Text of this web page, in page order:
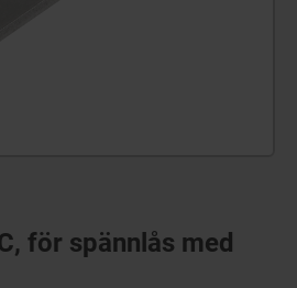
för spännlås med